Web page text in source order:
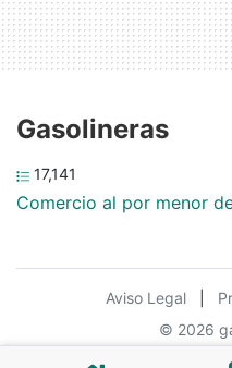
Gasolineras
17,141
Comercio al por menor
Aviso Legal
© 2026